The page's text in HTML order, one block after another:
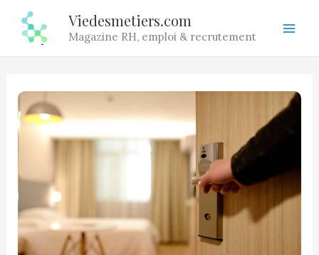
contenu
Viedesmetiers.com
Magazine RH, emploi & recrutement